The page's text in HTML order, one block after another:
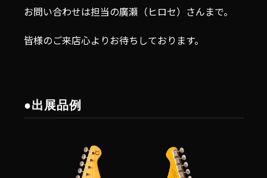
お問い合わせは担当の廣瀬（ヒロセ）さんまで。
皆様のご来店心よりお待ちしております。
●出展品例